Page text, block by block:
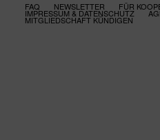
FAQ
NEWSLETTER FÜR
IMPRESSUM & DATENSCHUTZ
MITGLIEDSCHAFT KÜNDIGEN